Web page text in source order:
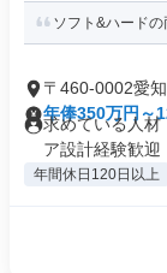
ソフト&ハード
〒460-0002愛
年俸350万円～
求めている人材
ア設計経験歓迎
年間休日120日以上